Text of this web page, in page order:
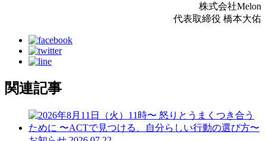
株式会社Melon
代表取締役 橋本大佑
関連記事